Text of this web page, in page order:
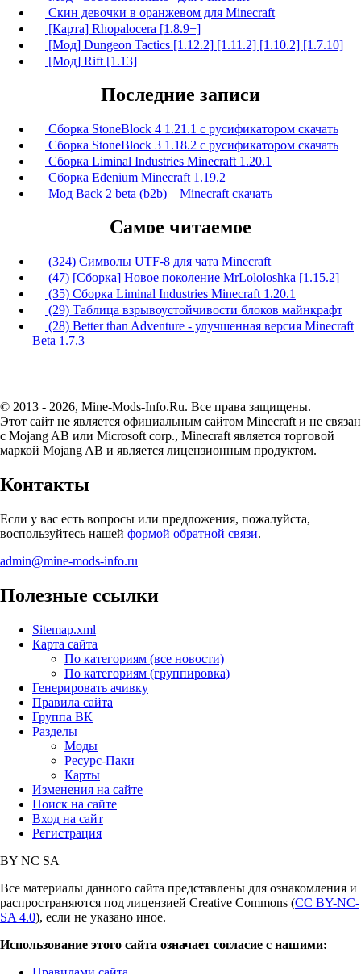
Скин девочки в оранжевом для Minecraft
[Карта] Rhopalocera [1.8.9+]
[Мод] Dungeon Tactics [1.12.2] [1.11.2] [1.10.2] [1.7.10]
[Мод] Rift [1.13]
Последние записи
Сборка StoneBlock 4 1.21.1 с русификатором скачать
Сборка StoneBlock 3 1.18.2 с русификатором скачать
Сборка Liminal Industries Minecraft 1.20.1
Сборка Edenium Minecraft 1.19.2
Мод Back 2 beta (b2b) – Minecraft скачать
Самое читаемое
(324) Символы UTF-8 для чата Minecraft
(47) [Сборка] Новое поколение MrLololoshka [1.15.2]
(35) Сборка Liminal Industries Minecraft 1.20.1
(29) Таблица взрывоустойчивости блоков майнкрафт
(28) Better than Adventure - улучшенная версия Minecraft
Beta 1.7.3
© 2013 - 2026, Mine-Mods-Info.Ru. Все права защищены.
Этот сайт не является официальным сайтом Minecraft и не связан
с Mojang AB или Microsoft corp., Minecraft является торговой
маркой Mojang AB и является лицензионным продуктом.
Контакты
Если у вас есть вопросы или предложения, пожалуйста,
воспользуйтесь нашей формой обратной связи.
admin@mine-mods-info.ru
Полезные ссылки
Sitemap.xml
Карта сайта
По категориям (все новости)
По категориям (группировка)
Генерировать ачивку
Правила сайта
Группа ВК
Разделы
Моды
Ресурс-Паки
Карты
Изменения на сайте
Поиск на сайте
Вход на сайт
Регистрация
BY NC SA
Все материалы данного сайта представлены для ознакомления и
распространяются под лицензией Creative Commons (CC BY-NC-
SA 4.0), если не указано иное.
Использование этого сайта означает согласие с нашими: